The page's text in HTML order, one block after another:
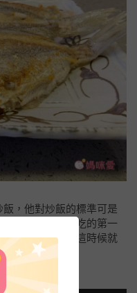
，他對炒飯的標準可是
不行…炒飯要好吃的第一
要不斷翻炒，這時候就
會扭到吧！